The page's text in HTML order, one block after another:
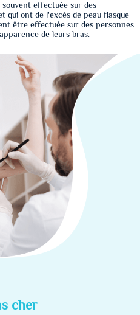
effectuée sur des
qui ont de l'excès de peau flasque
être effectuée sur des personnes
de leurs bras.
cher